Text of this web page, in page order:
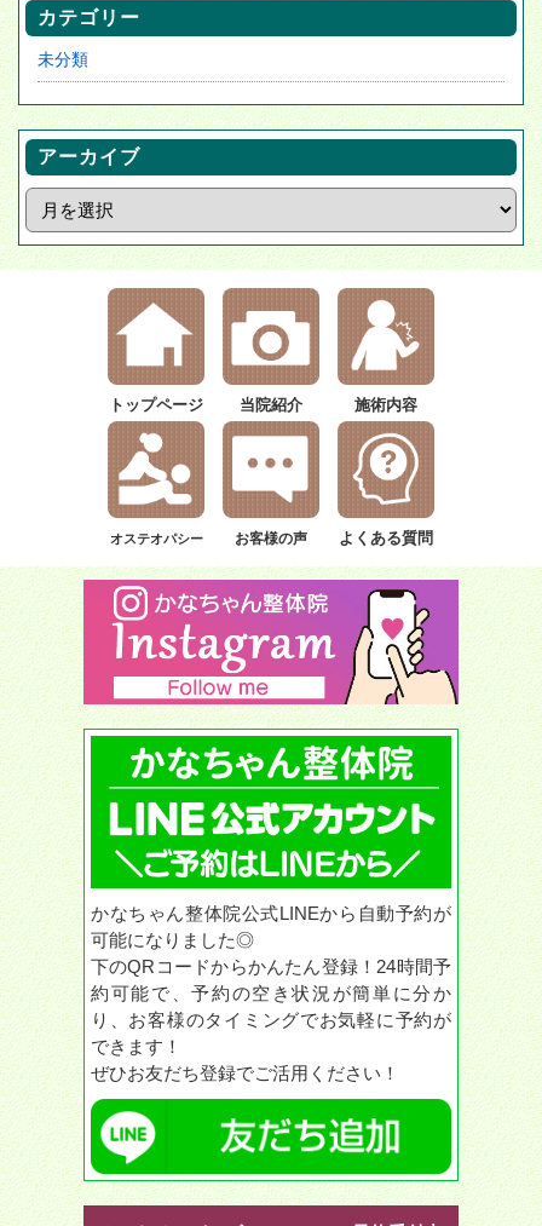
カテゴリー
未分類
アーカイブ
トップページ 当院紹介 施術内容
オステオパシー お客様の声 よくある質問
かなちゃん整体院公式LINEから自動予約が
可能になりました◎
下のQRコードからかんたん登録！24時間予
約可能で、予約の空き状況が簡単に分か
り、お客様のタイミングでお気軽に予約が
できます！
ぜひお友だち登録でご活用ください！